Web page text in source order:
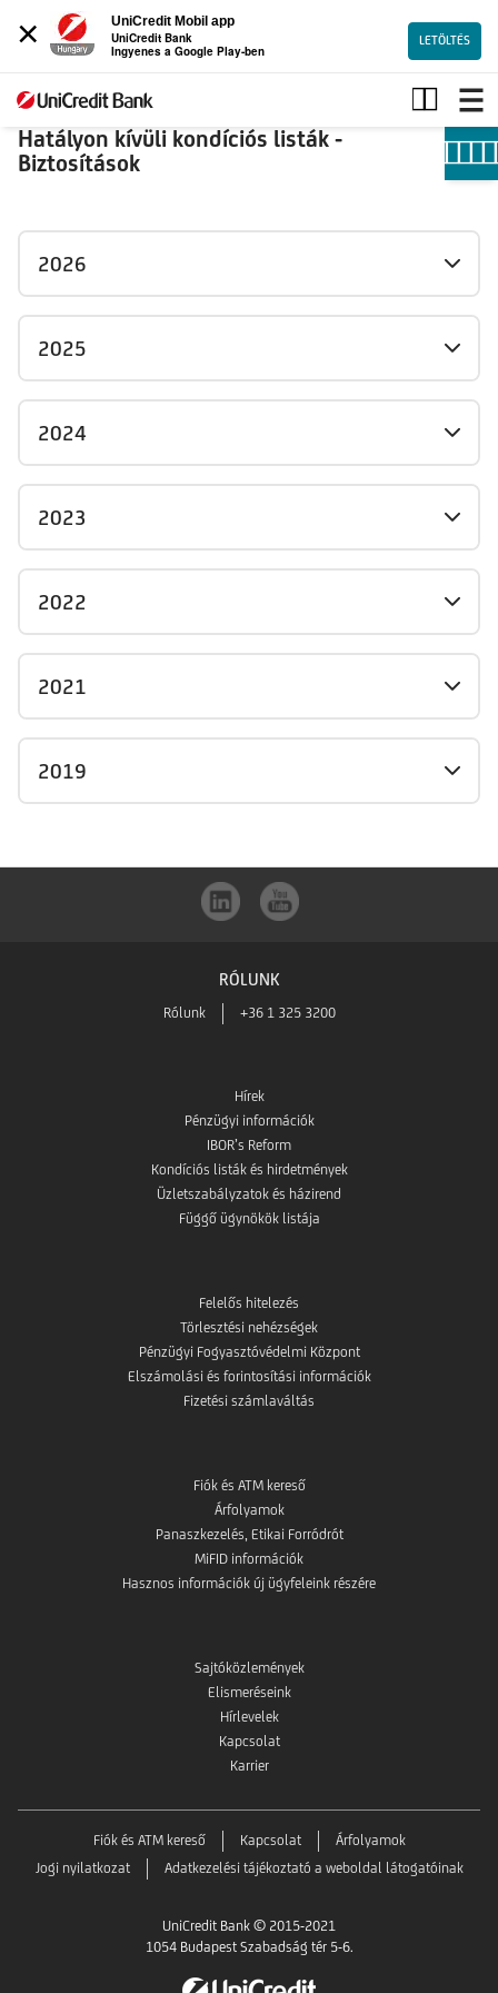
×
UniCredit Mobil app
UniCredit Bank
Ingyenes a Google Play-ben
LETÖLTÉS
Hatályon
kívüli
kondíciós
listák
Hatályon kívüli kondíciós listák -
Biztosítások
2026
2025
2024
2023
2022
2021
2019
RÓLUNK
Rólunk +36 1 325 3200
Hírek
Pénzügyi információk
IBOR’s Reform
Kondíciós listák és hirdetmények
Üzletszabályzatok és házirend
Függő ügynökök listája
Felelős hitelezés
Törlesztési nehézségek
Pénzügyi Fogyasztóvédelmi Központ
Elszámolási és forintosítási információk
Fizetési számlaváltás
Fiók és ATM kereső
Árfolyamok
Panaszkezelés, Etikai Forródrót
MiFID információk
Hasznos információk új ügyfeleink részére
Sajtóközlemények
Elismeréseink
Hírlevelek
Kapcsolat
Karrier
Fiók és ATM kereső Kapcsolat
Árfolyamok
Jogi nyilatkozat
Adatkezelési tájékoztató a weboldal látogatóinak
UniCredit Bank © 2015-2021
1054 Budapest Szabadság tér 5-6.